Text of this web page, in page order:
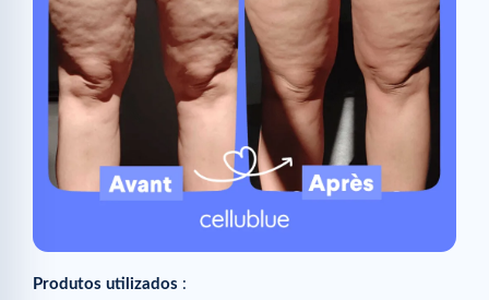
Produtos utilizados :